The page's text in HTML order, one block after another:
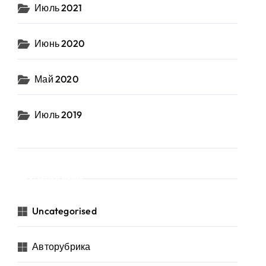
Июль 2021
Июнь 2020
Май 2020
Июль 2019
Uncategorised
Авторубрика